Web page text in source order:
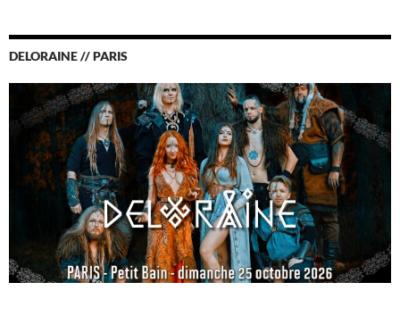
DELORAINE // PARIS